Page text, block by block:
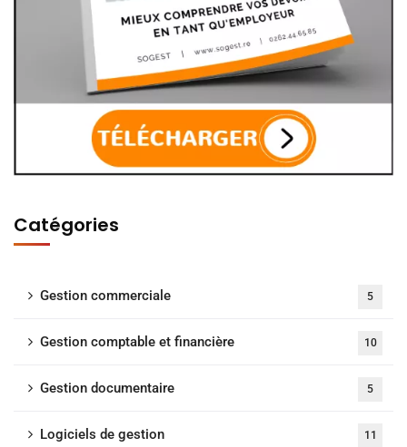
Catégories
Gestion commerciale 5
Gestion comptable et financière 10
Gestion documentaire 5
Logiciels de gestion 11